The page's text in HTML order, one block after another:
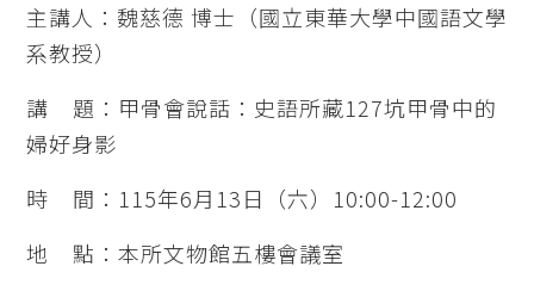
主講人：魏慈德 博士（國立東華大學中國語文學
系教授）
講 題：甲骨會說話：史語所藏127坑甲骨中的
婦好身影
時 間：115年6月13日（六）10:00-12:00
地 點：本所文物館五樓會議室